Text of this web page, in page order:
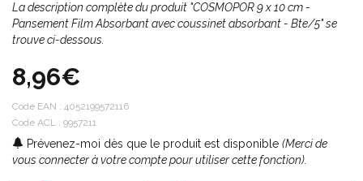
La description complète du produit "COSMOPOR 9 x 10 cm -
Pansement Film Absorbant avec coussinet absorbant - Bte/5" se
trouve ci-dessous.
8,96€
Code EAN : 4052199572116
Code ACL : 9957211
Prévenez-moi dès que le produit est disponible (Merci de
vous connecter à votre compte pour utiliser cette fonction).